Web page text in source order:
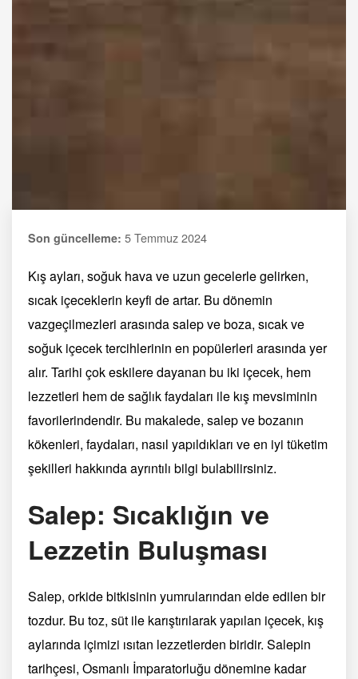
Son güncelleme: 5 Temmuz 2024
Kış ayları, soğuk hava ve uzun gecelerle gelirken,
sıcak içeceklerin keyfi de artar. Bu dönemin
vazgeçilmezleri arasında salep ve boza, sıcak ve
soğuk içecek tercihlerinin en popülerleri arasında yer
alır. Tarihi çok eskilere dayanan bu iki içecek, hem
lezzetleri hem de sağlık faydaları ile kış mevsiminin
favorilerindendir. Bu makalede, salep ve bozanın
kökenleri, faydaları, nasıl yapıldıkları ve en iyi tüketim
şekilleri hakkında ayrıntılı bilgi bulabilirsiniz.
Salep: Sıcaklığın ve
Lezzetin Buluşması
Salep, orkide bitkisinin yumrularından elde edilen bir
tozdur. Bu toz, süt ile karıştırılarak yapılan içecek, kış
aylarında içimizi ısıtan lezzetlerden biridir. Salepin
tarihçesi, Osmanlı İmparatorluğu dönemine kadar